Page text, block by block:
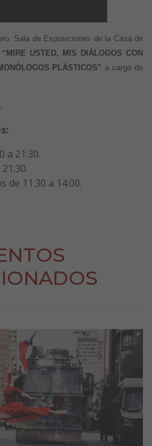
Sala de Exposiciones de la Casa de
“MIRE USTED, MIS DIÁLOGOS CON
PLÁSTICOS” a cargo de
a 21:30.
de 11:30 a 14:00.